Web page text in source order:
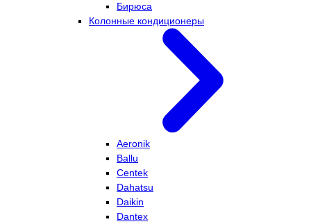
Бирюса
Колонные кондиционеры
Aeronik
Ballu
Centek
Dahatsu
Daikin
Dantex